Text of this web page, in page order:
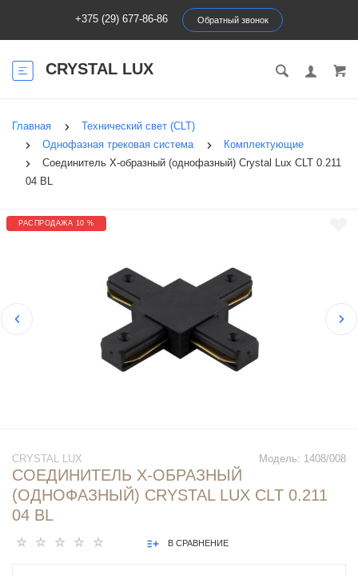
+375 (29) 677-86-86 Обратный звонок
CRYSTAL LUX
Главная
Технический свет (CLT)
Однофазная трековая система
Комплектующие
Соединитель X-образный (однофазный) Crystal Lux CLT 0.211
04 BL
РАСПРОДАЖА 10 %
Модель: 1408/008
CRYSTAL LUX
СОЕДИНИТЕЛЬ X-ОБРАЗНЫЙ
(ОДНОФАЗНЫЙ) CRYSTAL LUX CLT 0.211
04 BL
В СРАВНЕНИЕ